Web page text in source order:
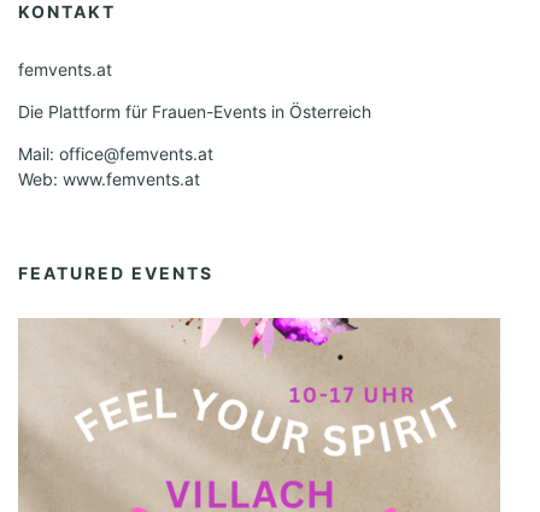
KONTAKT
femvents.at
Die Plattform für Frauen-Events in Österreich
Mail: office@femvents.at
Web: www.femvents.at
FEATURED EVENTS